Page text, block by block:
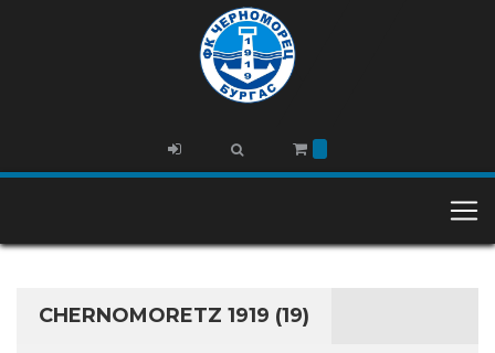
CHERNOMORETZ 1919 (19)